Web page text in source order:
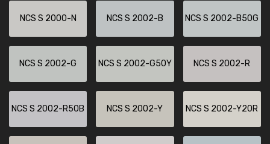
NCS S 2000-N NCS S 2002-B NCS S 2002-B50G
NCS S 2002-G NCS S 2002-G50Y NCS S 2002-R
NCS S 2002-R50B NCS S 2002-Y NCS S 2002-Y20R